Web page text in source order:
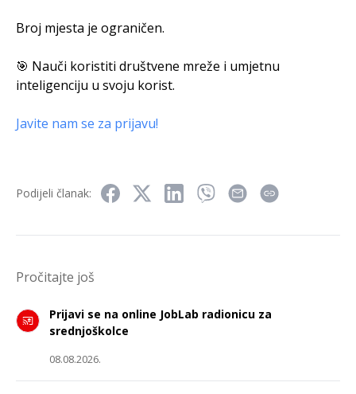
Broj mjesta je ograničen.
🎯 Nauči koristiti društvene mreže i umjetnu
inteligenciju u svoju korist.
Javite nam se za prijavu!
Podijeli članak:
Pročitajte još
Prijavi se na online JobLab radionicu za
srednjoškolce
08.08.2026.